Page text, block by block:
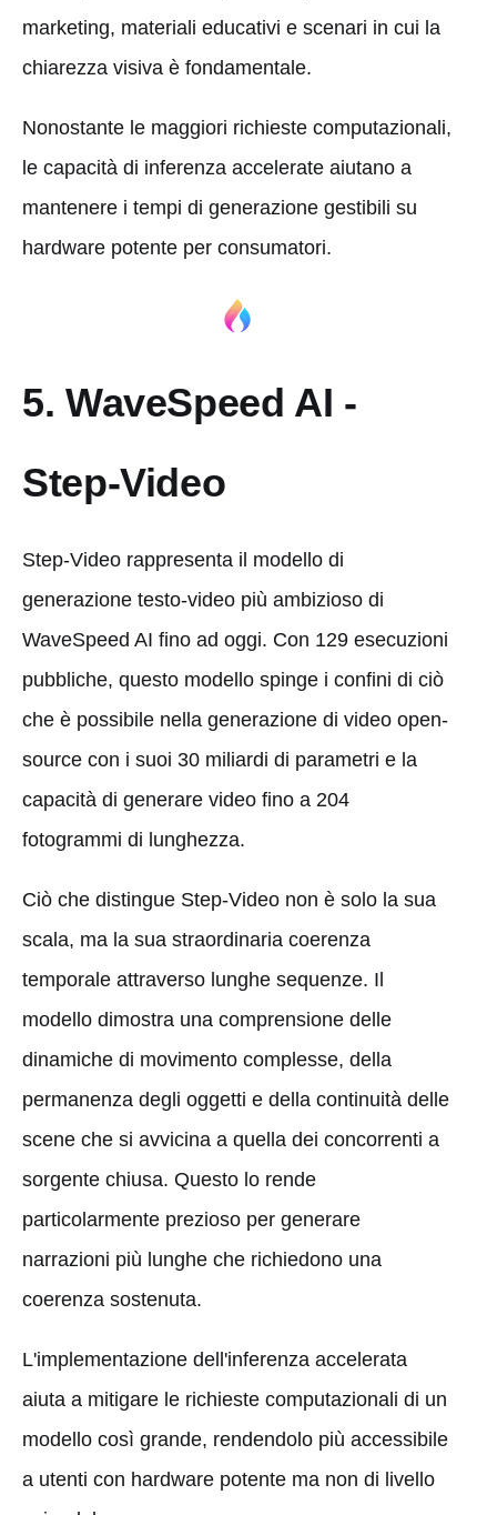
marketing, materiali educativi e scenari in cui la
chiarezza visiva è fondamentale.
Nonostante le maggiori richieste computazionali,
le capacità di inferenza accelerate aiutano a
mantenere i tempi di generazione gestibili su
hardware potente per consumatori.
5. WaveSpeed AI -
Step-Video
Step-Video rappresenta il modello di
generazione testo-video più ambizioso di
WaveSpeed AI fino ad oggi. Con 129 esecuzioni
pubbliche, questo modello spinge i confini di ciò
che è possibile nella generazione di video open-
source con i suoi 30 miliardi di parametri e la
capacità di generare video fino a 204
fotogrammi di lunghezza.
Ciò che distingue Step-Video non è solo la sua
scala, ma la sua straordinaria coerenza
temporale attraverso lunghe sequenze. Il
modello dimostra una comprensione delle
dinamiche di movimento complesse, della
permanenza degli oggetti e della continuità delle
scene che si avvicina a quella dei concorrenti a
sorgente chiusa. Questo lo rende
particolarmente prezioso per generare
narrazioni più lunghe che richiedono una
coerenza sostenuta.
L'implementazione dell'inferenza accelerata
aiuta a mitigare le richieste computazionali di un
modello così grande, rendendolo più accessibile
a utenti con hardware potente ma non di livello